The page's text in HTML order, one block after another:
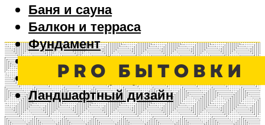
Баня и сауна
Балкон и терраса
Фундамент
Ворота и забор
Дизайн интерьера
Ландшафтный дизайн